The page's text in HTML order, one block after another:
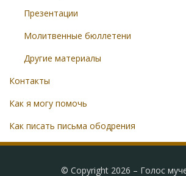
Презентации
Молитвенные бюллетени
Другие материалы
Контакты
Как я могу помочь
Как писать письма ободрения
© Copyright 2026 – Голос